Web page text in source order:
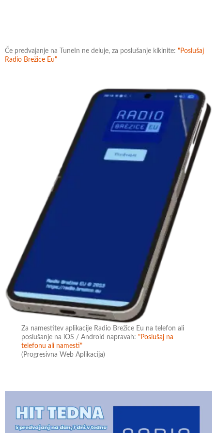
Če predvajanje na TuneIn ne deluje, za poslušanje klkinite: "Poslušaj
Radio Brežice Eu"
Za namestitev aplikacije Radio Brežice Eu na telefon ali
poslušanje na iOS / Android napravah:"Poslušaj na
telefonu ali namesti"
(Progresivna Web Aplikacija)